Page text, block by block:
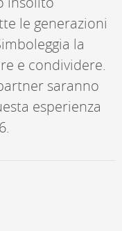
le generazioni
la
e condividere.
saranno
esperienza